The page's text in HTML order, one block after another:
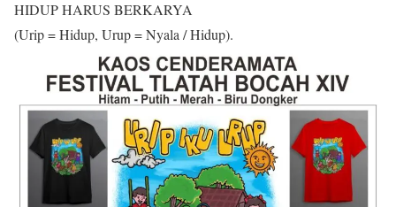
HIDUP HARUS BERKARYA
(Urip = Hidup, Urup = Nyala / Hidup).